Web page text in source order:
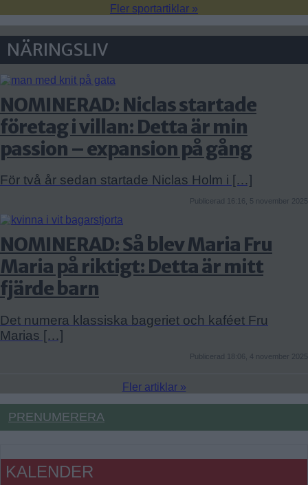
Fler sportartiklar »
NÄRINGSLIV
NOMINERAD: Niclas startade
företag i villan: Detta är min
passion – expansion på gång
För två år sedan startade Niclas Holm i […]
Publicerad 16:16, 5 november 2025
NOMINERAD: Så blev Maria Fru
Maria på riktigt: Detta är mitt
fjärde barn
Det numera klassiska bageriet och kaféet Fru
Marias […]
Publicerad 18:06, 4 november 2025
Fler artiklar »
PRENUMERERA
KALENDER